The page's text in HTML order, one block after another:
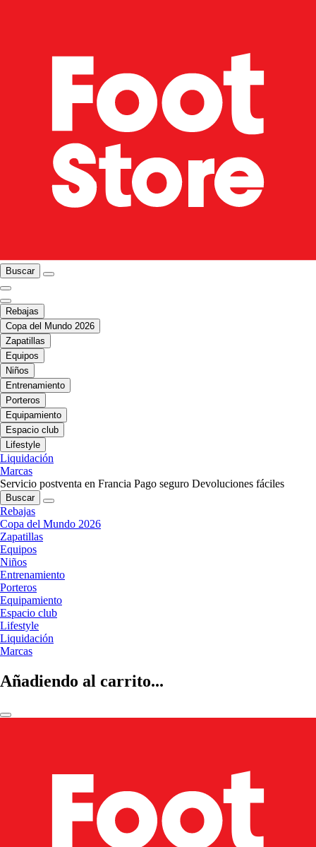
Buscar
Rebajas
Copa del Mundo 2026
Zapatillas
Equipos
Niños
Entrenamiento
Porteros
Equipamiento
Espacio club
Lifestyle
Liquidación
Marcas
Servicio postventa en Francia Pago seguro Devoluciones fáciles
Buscar
Rebajas
Copa del Mundo 2026
Zapatillas
Equipos
Niños
Entrenamiento
Porteros
Equipamiento
Espacio club
Lifestyle
Liquidación
Marcas
Añadiendo al carrito...